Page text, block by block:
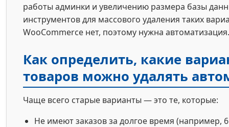
работы админки и увеличению размера базы
инструментов для массового удаления таких
WooCommerce нет, поэтому нужна автоматизация.
Как определить, какие
товаров можно удалять
Чаще всего старые варианты — это те, которые:
Не имеют заказов за долгое время (например,